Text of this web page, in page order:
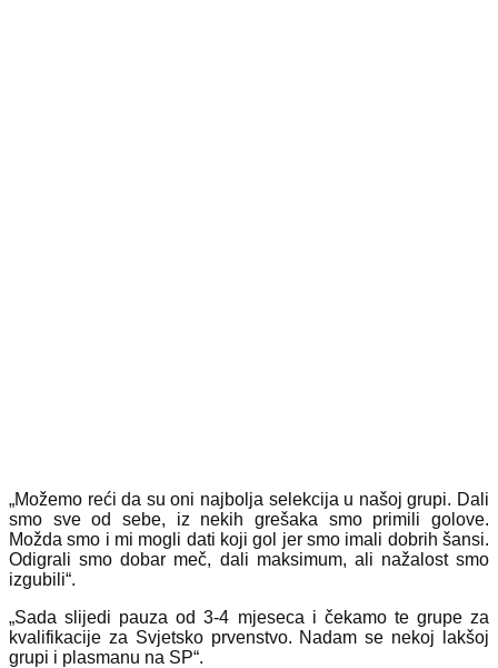
„Možemo reći da su oni najbolja selekcija u našoj grupi. Dali
smo sve od sebe, iz nekih grešaka smo primili golove.
Možda smo i mi mogli dati koji gol jer smo imali dobrih šansi.
Odigrali smo dobar meč, dali maksimum, ali nažalost smo
izgubili“.
„Sada slijedi pauza od 3-4 mjeseca i čekamo te grupe za
kvalifikacije za Svjetsko prvenstvo. Nadam se nekoj lakšoj
grupi i plasmanu na SP“.